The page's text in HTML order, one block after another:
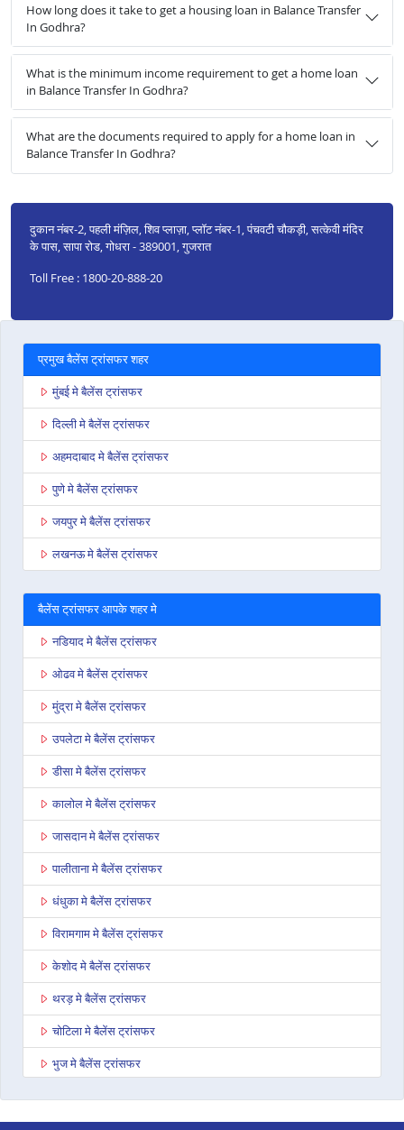
How long does it take to get a housing loan in Balance Transfer
In Godhra?
What is the minimum income requirement to get a home loan
in Balance Transfer In Godhra?
What are the documents required to apply for a home loan in
Balance Transfer In Godhra?
दुकान नंबर-2, पहली मंज़िल, शिव प्लाज़ा, प्लॉट नंबर-1, पंचवटी चौकड़ी, सत्केवी मंदिर
के पास, सापा रोड, गोधरा - 389001, गुजरात
Toll Free : 1800-20-888-20
प्रमुख बैलेंस ट्रांसफर शहर
मुंबई मे बैलेंस ट्रांसफर
दिल्ली मे बैलेंस ट्रांसफर
अहमदाबाद मे बैलेंस ट्रांसफर
पुणे मे बैलेंस ट्रांसफर
जयपुर मे बैलेंस ट्रांसफर
लखनऊ मे बैलेंस ट्रांसफर
बैलेंस ट्रांसफर आपके शहर मे
नडियाद मे बैलेंस ट्रांसफर
ओढव मे बैलेंस ट्रांसफर
मुंद्रा मे बैलेंस ट्रांसफर
उपलेटा मे बैलेंस ट्रांसफर
डीसा मे बैलेंस ट्रांसफर
कालोल मे बैलेंस ट्रांसफर
जासदान मे बैलेंस ट्रांसफर
पालीताना मे बैलेंस ट्रांसफर
धंधुका मे बैलेंस ट्रांसफर
विरामगाम मे बैलेंस ट्रांसफर
केशोद मे बैलेंस ट्रांसफर
थरड़ मे बैलेंस ट्रांसफर
चोटिला मे बैलेंस ट्रांसफर
भुज मे बैलेंस ट्रांसफर